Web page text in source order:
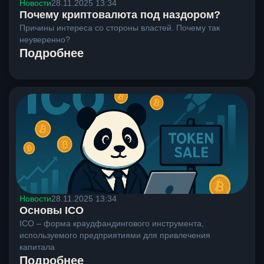
Новости28.11.2025 13:34
Почему криптовалюта под наздором?
Причины интереса со стороны властей. Почему так
неуверенно?
Подробнее
Новости28.11.2025 13:34
Основы ICO
ICO – форма краудфандингового инструмента,
используемого предприятиями для привлечения
капитала
Подробнее